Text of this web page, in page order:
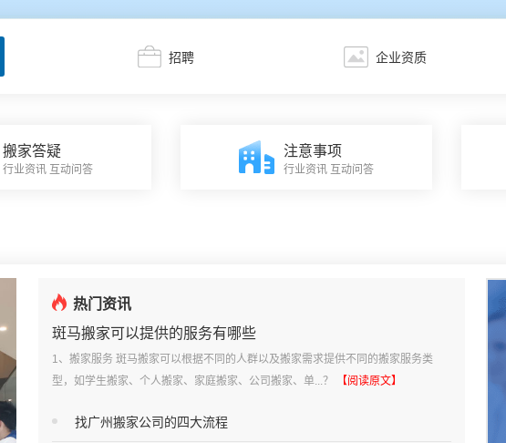
招聘 企业资质
搬家答疑
行业资讯 互动问答
注意事项
行业资讯 互动问答
热门资讯
斑马搬家可以提供的服务有哪些
1、搬家服务 斑马搬家可以根据不同的人群以及搬家需求提供不同的搬家服务类
型，如学生搬家、个人搬家、家庭搬家、公司搬家、单...？
【阅读原文】
找广州搬家公司的四大流程